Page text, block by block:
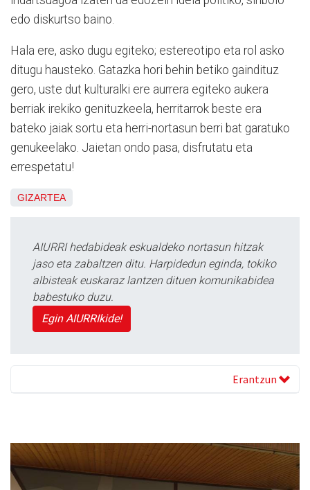
edo diskurtso baino.
Hala ere, asko dugu egiteko; estereotipo eta rol asko
ditugu hausteko. Gatazka hori behin betiko gaindituz
gero, uste dut kulturalki ere aurrera egiteko aukera
berriak irekiko genituzkeela, herritarrok beste era
bateko jaiak sortu eta herri-nortasun berri bat garatuko
genukeelako. Jaietan ondo pasa, disfrutatu eta
errespetatu!
GIZARTEA
AIURRI hedabideak eskualdeko nortasun hitzak
jaso eta zabaltzen ditu. Harpidedun eginda, tokiko
albisteak euskaraz lantzen dituen komunikabidea
babestuko duzu.
Egin AIURRIkide!
Erantzun